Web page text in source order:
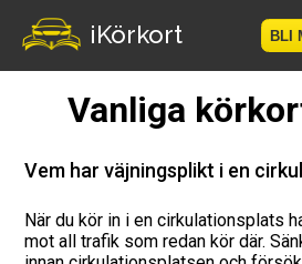
iKörkort BLI
Hem
Bli
Logga
Vanliga
Vem har väjningsplikt i en
När du kör in i en cirkulationsplats
mot all trafik som redan kör där.